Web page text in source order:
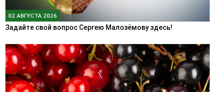
02 АВГУСТА 2026
Задайте свой вопрос Сергею Малозёмову здесь!